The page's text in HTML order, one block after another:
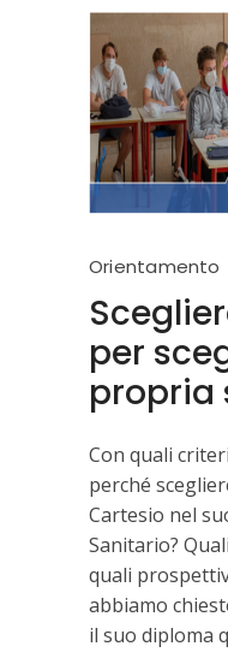
Orientamento
per
propria
Con quali
perché
Cartesio nel
Sanitario?
quali
abbiamo
il suo diploma